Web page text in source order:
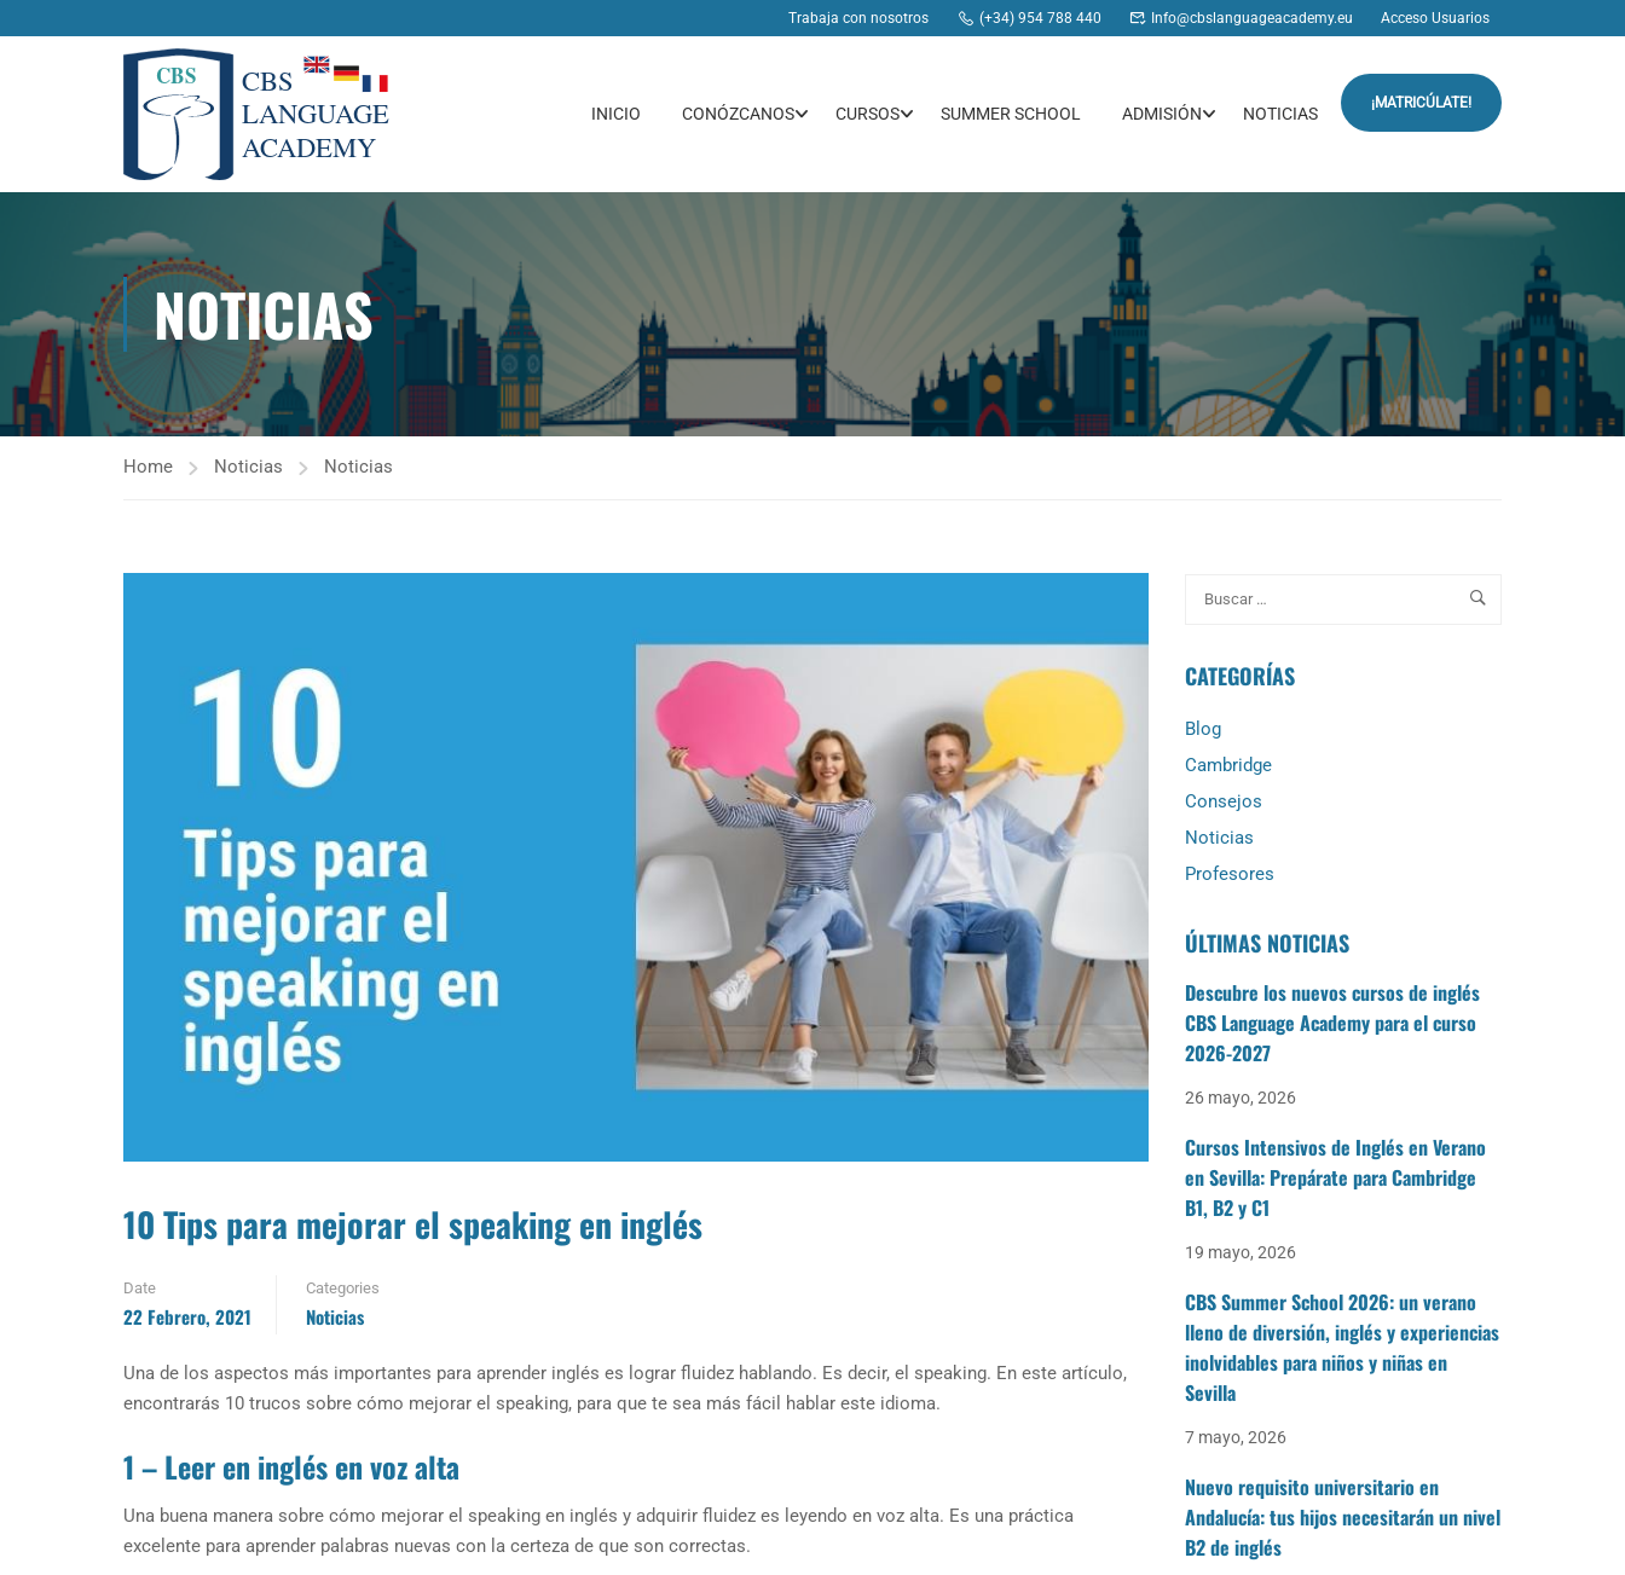
Trabaja con nosotros (+34) 954 788 440 Info@cbslanguageacademy.eu Acceso Usuarios
INICIO CONÓZCANOS CURSOS SUMMER SCHOOL ADMISIÓN NOTICIAS
¡MATRICÚLATE!
NOTICIAS
Home Noticias Noticias
10 Tips para mejorar el speaking en inglés
Date
22 Febrero, 2021
Categories
Noticias
Una de los aspectos más importantes para aprender inglés es lograr fluidez hablando. Es decir, el speaking. En este artículo,
encontrarás 10 trucos sobre cómo mejorar el speaking, para que te sea más fácil hablar este idioma.
1 – Leer en inglés en voz alta
Una buena manera sobre cómo mejorar el speaking en inglés y adquirir fluidez es leyendo en voz alta. Es una práctica
excelente para aprender palabras nuevas con la certeza de que son correctas.
CATEGORÍAS
Blog
Cambridge
Consejos
Noticias
Profesores
ÚLTIMAS NOTICIAS
Descubre los nuevos cursos de inglés
CBS Language Academy para el curso
2026-2027
26 mayo, 2026
Cursos Intensivos de Inglés en Verano
en Sevilla: Prepárate para Cambridge
B1, B2 y C1
19 mayo, 2026
CBS Summer School 2026: un verano
lleno de diversión, inglés y experiencias
inolvidables para niños y niñas en
Sevilla
7 mayo, 2026
Nuevo requisito universitario en
Andalucía: tus hijos necesitarán un nivel
B2 de inglés